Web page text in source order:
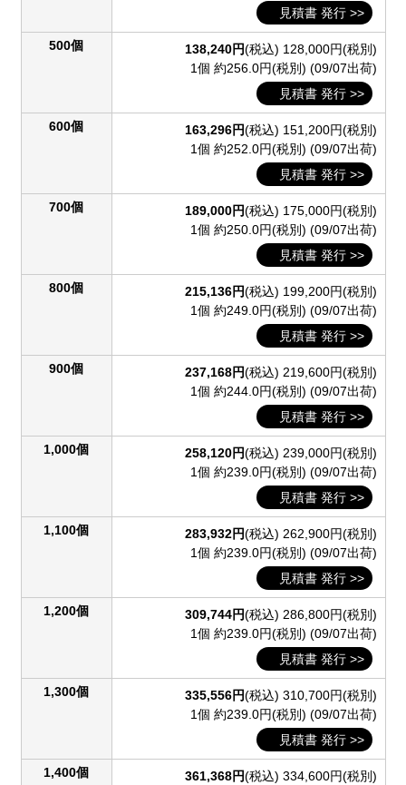
見積書 発行 >>
500個 138,240円(税込) 128,000円(税別)
1個 約256.0円(税別) (09/07出荷)
見積書 発行 >>
600個 163,296円(税込) 151,200円(税別)
1個 約252.0円(税別) (09/07出荷)
見積書 発行 >>
700個 189,000円(税込) 175,000円(税別)
1個 約250.0円(税別) (09/07出荷)
見積書 発行 >>
800個 215,136円(税込) 199,200円(税別)
1個 約249.0円(税別) (09/07出荷)
見積書 発行 >>
900個 237,168円(税込) 219,600円(税別)
1個 約244.0円(税別) (09/07出荷)
見積書 発行 >>
1,000個 258,120円(税込) 239,000円(税別)
1個 約239.0円(税別) (09/07出荷)
見積書 発行 >>
1,100個 283,932円(税込) 262,900円(税別)
1個 約239.0円(税別) (09/07出荷)
見積書 発行 >>
1,200個 309,744円(税込) 286,800円(税別)
1個 約239.0円(税別) (09/07出荷)
見積書 発行 >>
1,300個 335,556円(税込) 310,700円(税別)
1個 約239.0円(税別) (09/07出荷)
見積書 発行 >>
1,400個 361,368円(税込) 334,600円(税別)